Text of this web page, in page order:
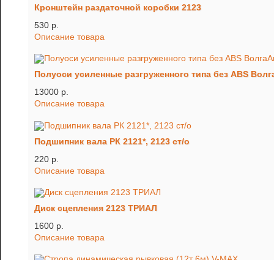
Кронштейн раздаточной коробки 2123
530 p.
Описание товара
Полуоси усиленные разгруженного типа без ABS
13000 p.
Описание товара
Подшипник вала РК 2121*, 2123 ст/о
220 p.
Описание товара
Диск сцепления 2123 ТРИАЛ
1600 p.
Описание товара